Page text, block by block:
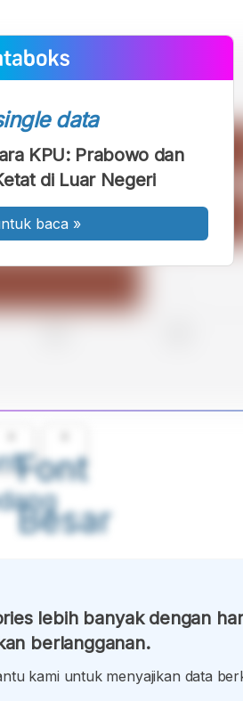
Font
Besar
data
KPU: Prabowo dan
di Luar Negeri
baca »
lebih banyak dengan
berlangganan.
kami untuk menyajikan data